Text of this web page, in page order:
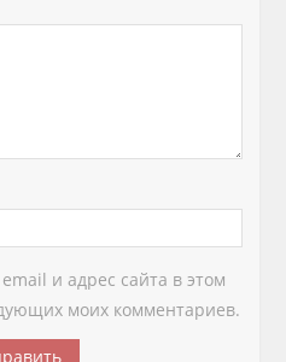
и адрес сайта в этом
моих комментариев.